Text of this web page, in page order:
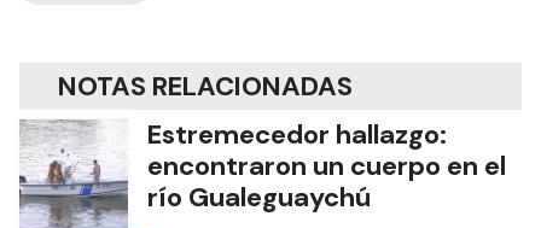
NOTAS RELACIONADAS
Estremecedor hallazgo:
encontraron un cuerpo en el
río Gualeguaychú